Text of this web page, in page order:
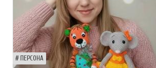
ПЕРСОНА